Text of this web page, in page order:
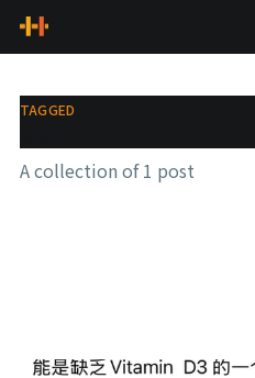
TAGGED
A collection of 1 post